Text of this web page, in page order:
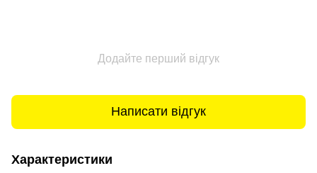
Додайте перший відгук
Написати відгук
Характеристики